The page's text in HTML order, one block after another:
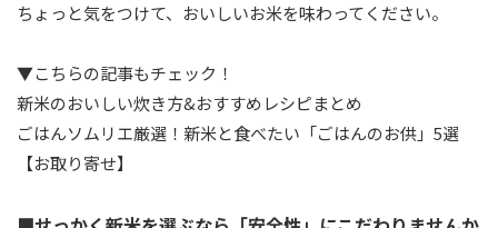
ちょっと気をつけて、おいしいお米を味わってください。
▼こちらの記事もチェック！
新米のおいしい炊き方&おすすめレシピまとめ
ごはんソムリエ厳選！新米と食べたい「ごはんのお供」5選
【お取り寄せ】